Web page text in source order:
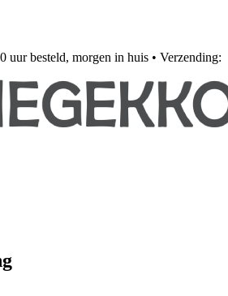
uur besteld, morgen in huis • Verzending: